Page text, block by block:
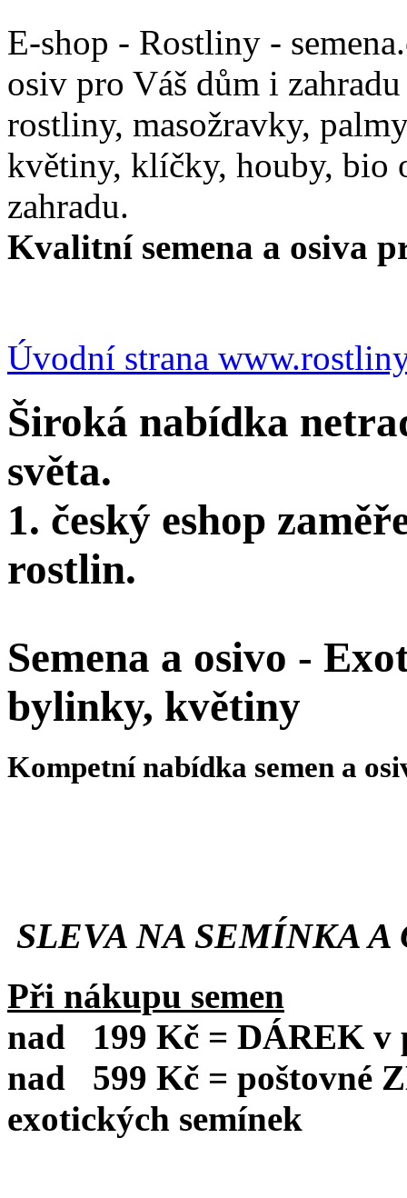
E-shop - Rostliny -
osiv pro Váš dům i
rostliny, masožravky,
květiny, klíčky, houby, bio
zahradu.
Kvalitní semena a osiva
Úvodní strana
Široká nabídka
světa.
1. český eshop
rostlin.
Semena a osivo -
bylinky, květiny
Kompetní nabídka semen a
SLEVA NA SEMÍNKA A
Při nákupu semen
nad 199 Kč = DÁREK v
nad 599 Kč = poštovné
exotických semínek